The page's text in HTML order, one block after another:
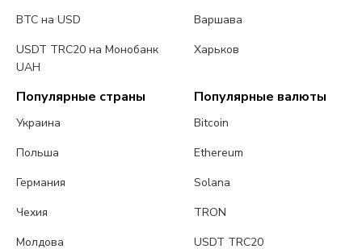
BTC на USD
USDT TRC20 на Монобанк
UAH
Варшава
Харьков
Популярные страны
Украина
Польша
Германия
Чехия
Молдова
Популярные валюты
Bitcoin
Ethereum
Solana
TRON
USDT TRC20